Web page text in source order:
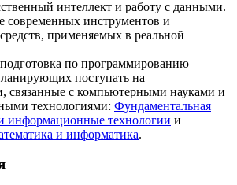
интеллект и работу с данными.
современных инструментов и
применяемых в реальной
по программированию
поступать на
связанные с компьютерными науками и
технологиями: Фундаментальная
информационные технологии и
и информатика.